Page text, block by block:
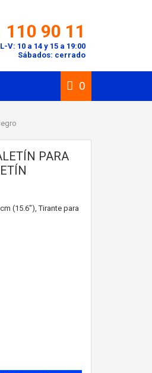
110 90 11
L-V: 10 a 14 y 15 a 19:00
Sábados: cerrado
0
PARA
(15.6"), Tirante para